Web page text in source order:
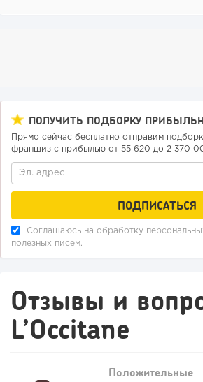
«Прибыль 20 млн в год, а я ездил на
ПОЛУЧИТЬ ПОДБОРКУ
Прямо сейчас бесплатно отправим
франшиз с прибылью от 55 620 до 2 370
Соглашаюсь на обработку
полезных писем.
Отзывы и
L’Occitane
Положительные